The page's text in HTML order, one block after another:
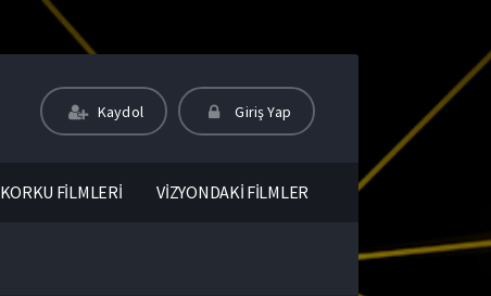
Kaydol Giriş Yap
KORKU FİLMLERİ VİZYONDAKİ FİLMLER